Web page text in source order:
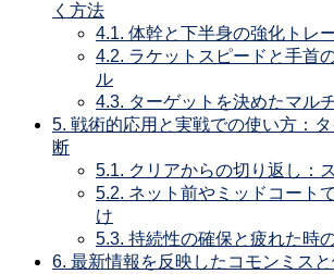
く方法
4.1. 体幹と下半身の強化トレ
4.2. ラケットスピードと手首
ル
4.3. ターゲットを決めたマル
5. 戦術的応用と実戦での使い方：
断
5.1. クリアからの切り返し：
5.2. ネット前やミッドコート
け
5.3. 持続性の確保と疲れた時
6. 最新情報を反映したコモンミスと